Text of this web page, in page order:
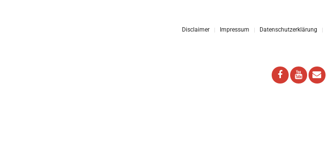
Disclaimer Impressum Datenschutzerklärung